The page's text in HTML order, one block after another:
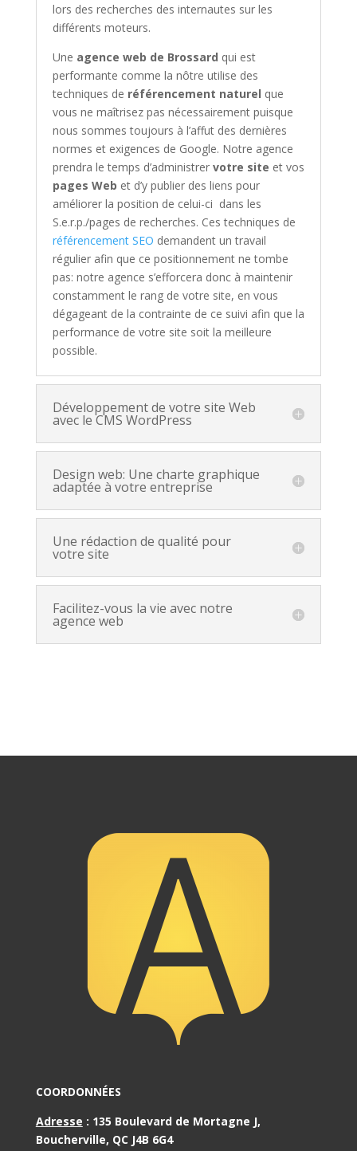
lors des recherches des internautes sur les
différents moteurs.
Une agence web de Brossard qui est
performante comme la nôtre utilise des
techniques de référencement naturel que
vous ne maîtrisez pas nécessairement puisque
nous sommes toujours à l’affut des dernières
normes et exigences de Google. Notre agence
prendra le temps d’administrer votre site et vos
pages Web et d’y publier des liens pour
améliorer la position de celui-ci dans les
S.e.r.p./pages de recherches. Ces techniques de
référencement SEO demandent un travail
régulier afin que ce positionnement ne tombe
pas: notre agence s’efforcera donc à maintenir
constamment le rang de votre site, en vous
dégageant de la contrainte de ce suivi afin que la
performance de votre site soit la meilleure
possible.
Développement de votre site Web
avec le CMS WordPress
Design web: Une charte graphique
adaptée à votre entreprise
Une rédaction de qualité pour
votre site
Facilitez-vous la vie avec notre
agence web
COORDONNÉES
Adresse : 135 Boulevard de Mortagne J,
Boucherville, QC J4B 6G4